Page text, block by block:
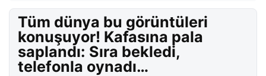
Tüm dünya bu görüntüleri
konuşuyor! Kafasına pala
saplandı: Sıra bekledi,
telefonla oynadı…